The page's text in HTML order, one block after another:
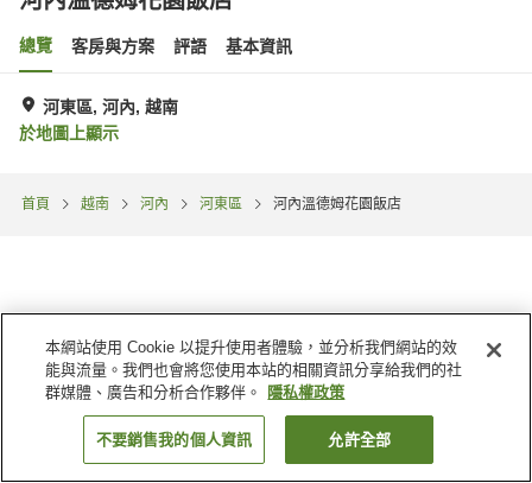
總覽 客房與方案 評語 基本資訊
河東區, 河內, 越南
於地圖上顯示
首頁 越南 河內 河東區 河內溫德姆花園飯店
找客房
本網站使用 Cookie 以提升使用者體驗，並分析我們網站的效
能與流量。我們也會將您使用本站的相關資訊分享給我們的社
群媒體、廣告和分析合作夥伴。
隱私權政策
不要銷售我的個人資訊 允許全部